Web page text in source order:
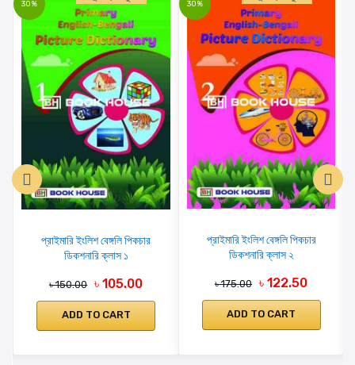
30%
প্রাইমারি ইংলিশ বেঙ্গলি পিকচার
ডিকশনারি ক্লাস ১
৳ 150.00 ৳ 105.00
ADD TO CART
30%
প্রাইমারি ইংলিশ বেঙ্গলি পিকচার
ডিকশনারি ক্লাস ২
৳ 175.00 ৳ 122.50
ADD TO CART